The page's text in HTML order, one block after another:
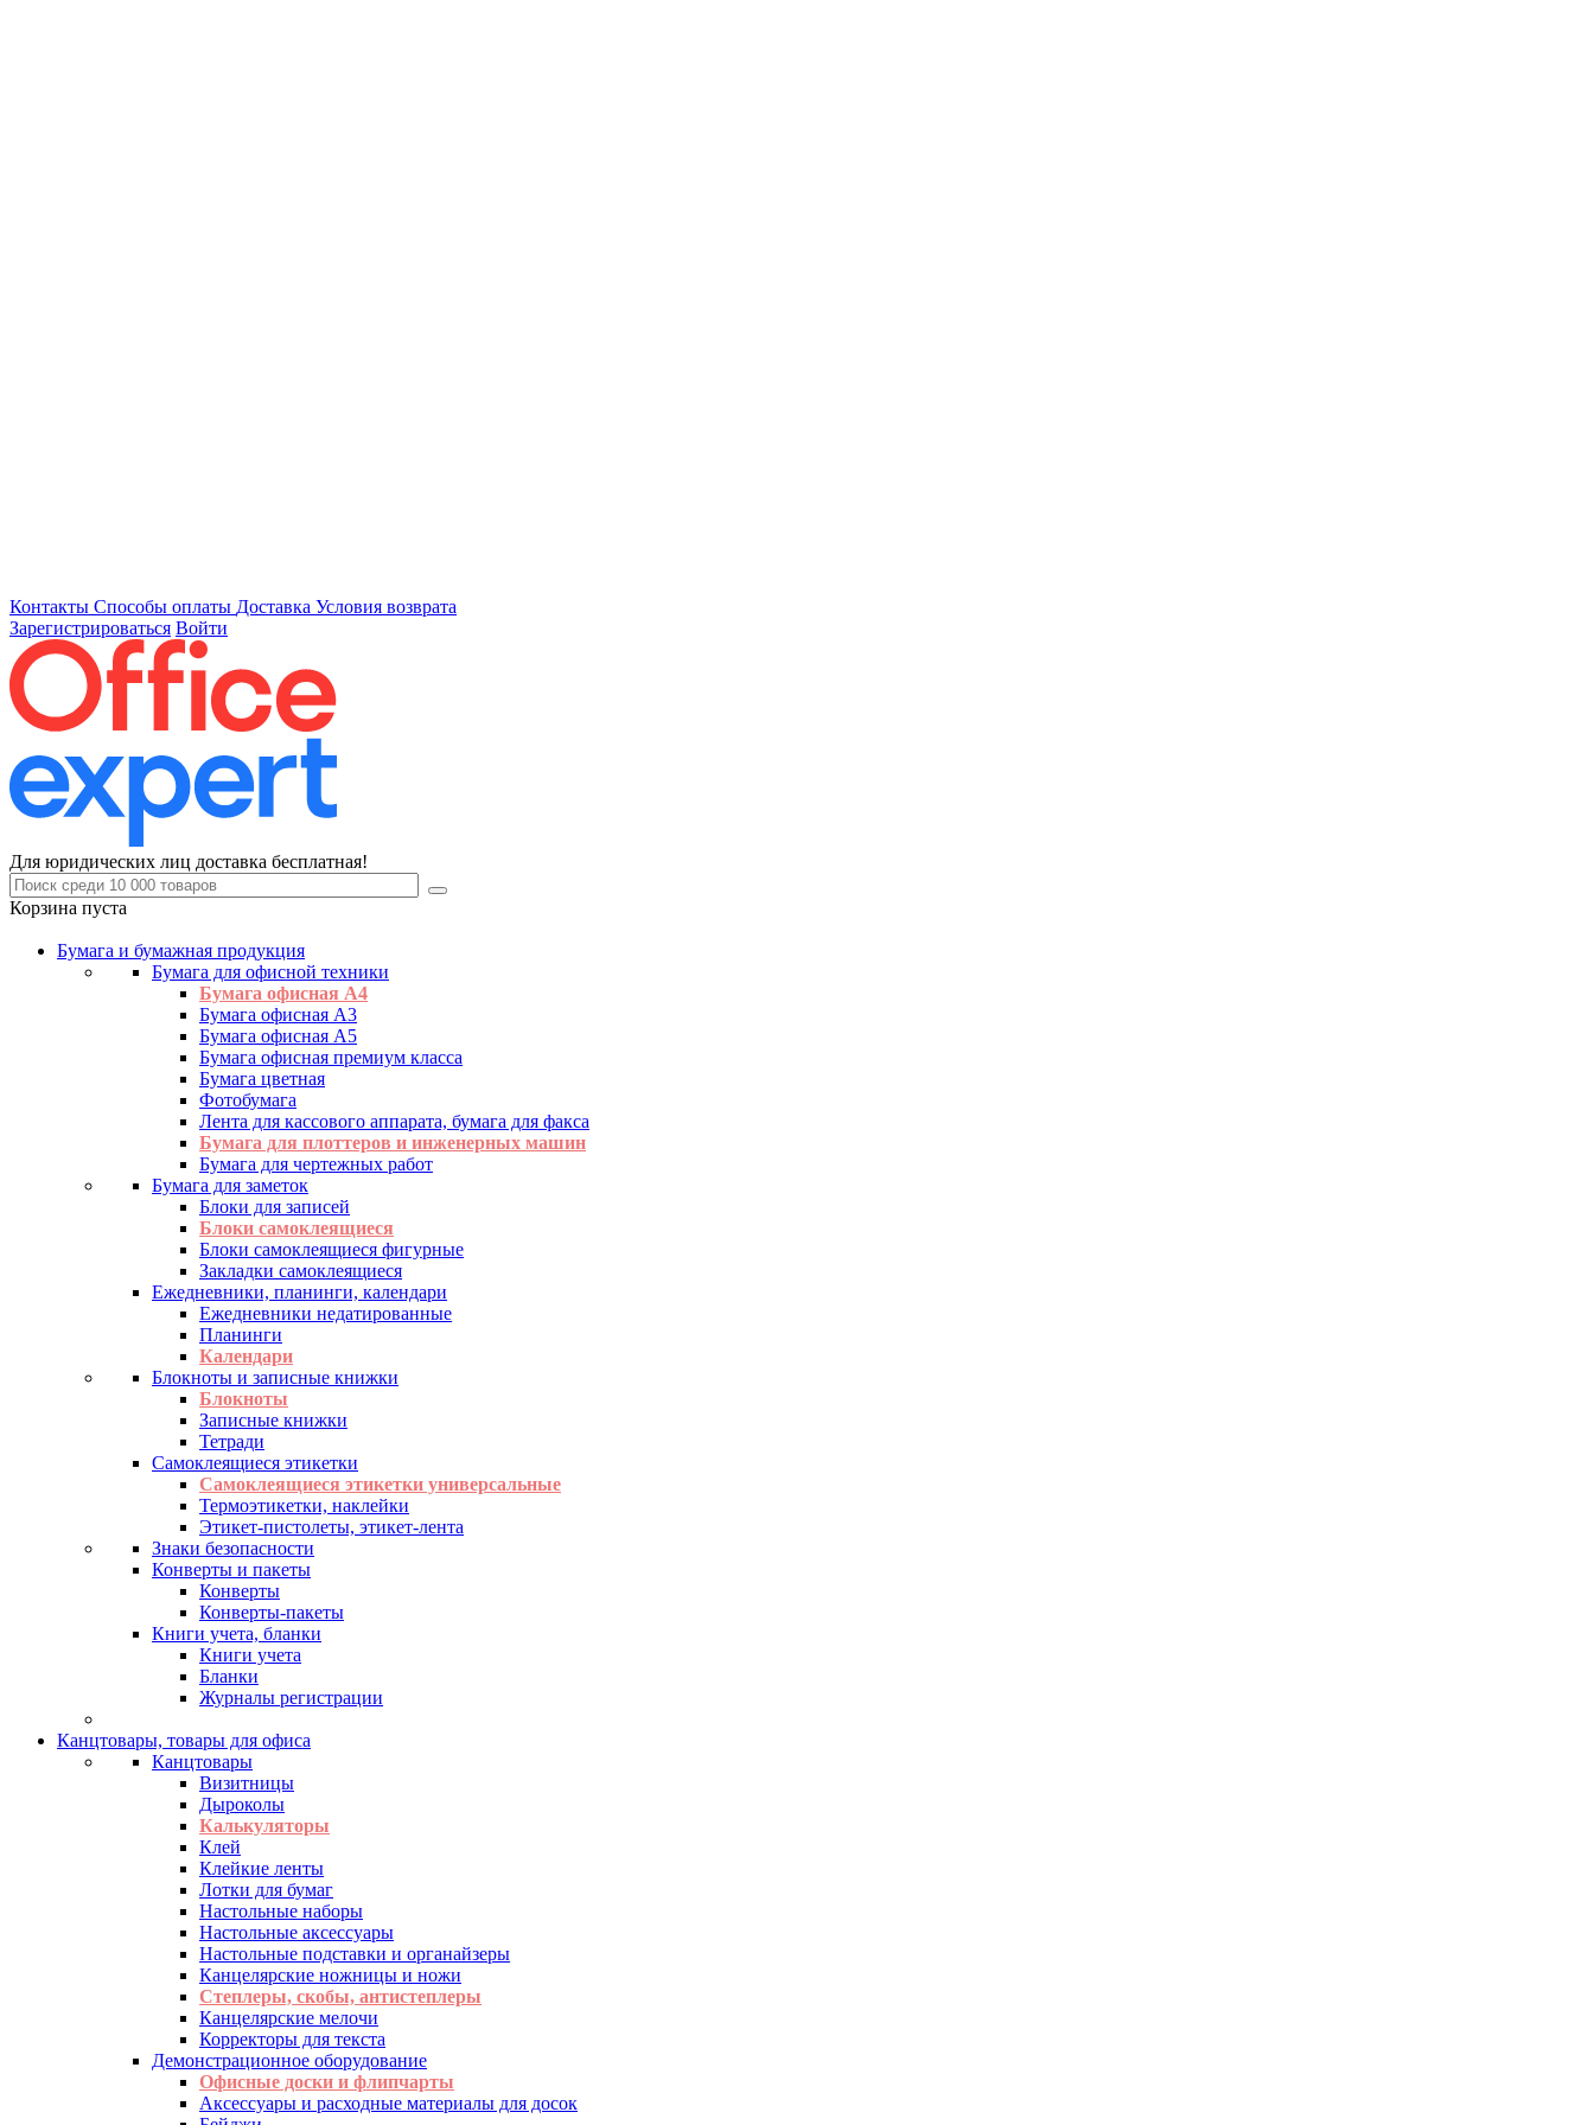
Контакты Способы оплаты Доставка Условия возврата
Зарегистрироваться Войти
Для юридических лиц доставка бесплатная!
Корзина пуста
Бумага и бумажная продукция
Бумага для офисной техники
Бумага офисная А4
Бумага офисная А3
Бумага офисная А5
Бумага офисная премиум класса
Бумага цветная
Фотобумага
Лента для кассового аппарата, бумага для факса
Бумага для плоттеров и инженерных машин
Бумага для чертежных работ
Бумага для заметок
Блоки для записей
Блоки самоклеящиеся
Блоки самоклеящиеся фигурные
Закладки самоклеящиеся
Ежедневники, планинги, календари
Ежедневники недатированные
Планинги
Календари
Блокноты и записные книжки
Блокноты
Записные книжки
Тетради
Самоклеящиеся этикетки
Самоклеящиеся этикетки универсальные
Термоэтикетки, наклейки
Этикет-пистолеты, этикет-лента
Знаки безопасности
Конверты и пакеты
Конверты
Конверты-пакеты
Книги учета, бланки
Книги учета
Бланки
Журналы регистрации
Канцтовары, товары для офиса
Канцтовары
Визитницы
Дыроколы
Калькуляторы
Клей
Клейкие ленты
Лотки для бумаг
Настольные наборы
Настольные аксессуары
Настольные подставки и органайзеры
Канцелярские ножницы и ножи
Степлеры, скобы, антистеплеры
Канцелярские мелочи
Корректоры для текста
Демонстрационное оборудование
Офисные доски и флипчарты
Аксессуары и расходные материалы для досок